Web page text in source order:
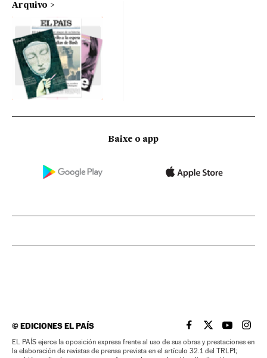
Arquivo
Baixe o app
©EDICIONES EL PAÍS EL PAÍS BRASIL EN
EL PAÍSEL PAÍS
EL
EL PAÍS ejerce la oposición expresa frente al uso de sus obras y prestaciones en
la elaboración de revistas de prensa prevista en el artículo 32.1 del TRLPI;